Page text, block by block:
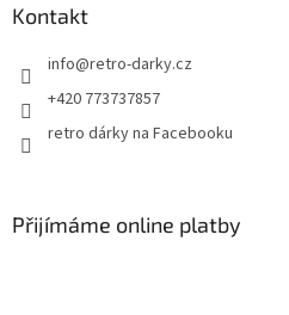
Kontakt
info@retro-darky.cz
+420 773737857
retro dárky na Facebooku
Přijímáme online platby